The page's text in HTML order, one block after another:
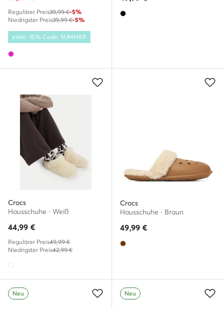
Regulärer Preis39,99 €-5%
Niedrigster Preis39,99 €-5%
extra -15% Code: SUMMER
Crocs
Hausschuhe · Weiß
44,99 €
Regulärer Preis49,99 €
Niedrigster Preis42,99 €
Crocs
Hausschuhe · Braun
49,99 €
Neu Neu